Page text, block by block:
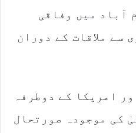
آباد میں وفاقی
سے ملاقات کے دوران
امریکا کے دوطرفہ
کی موجودہ صورتحال